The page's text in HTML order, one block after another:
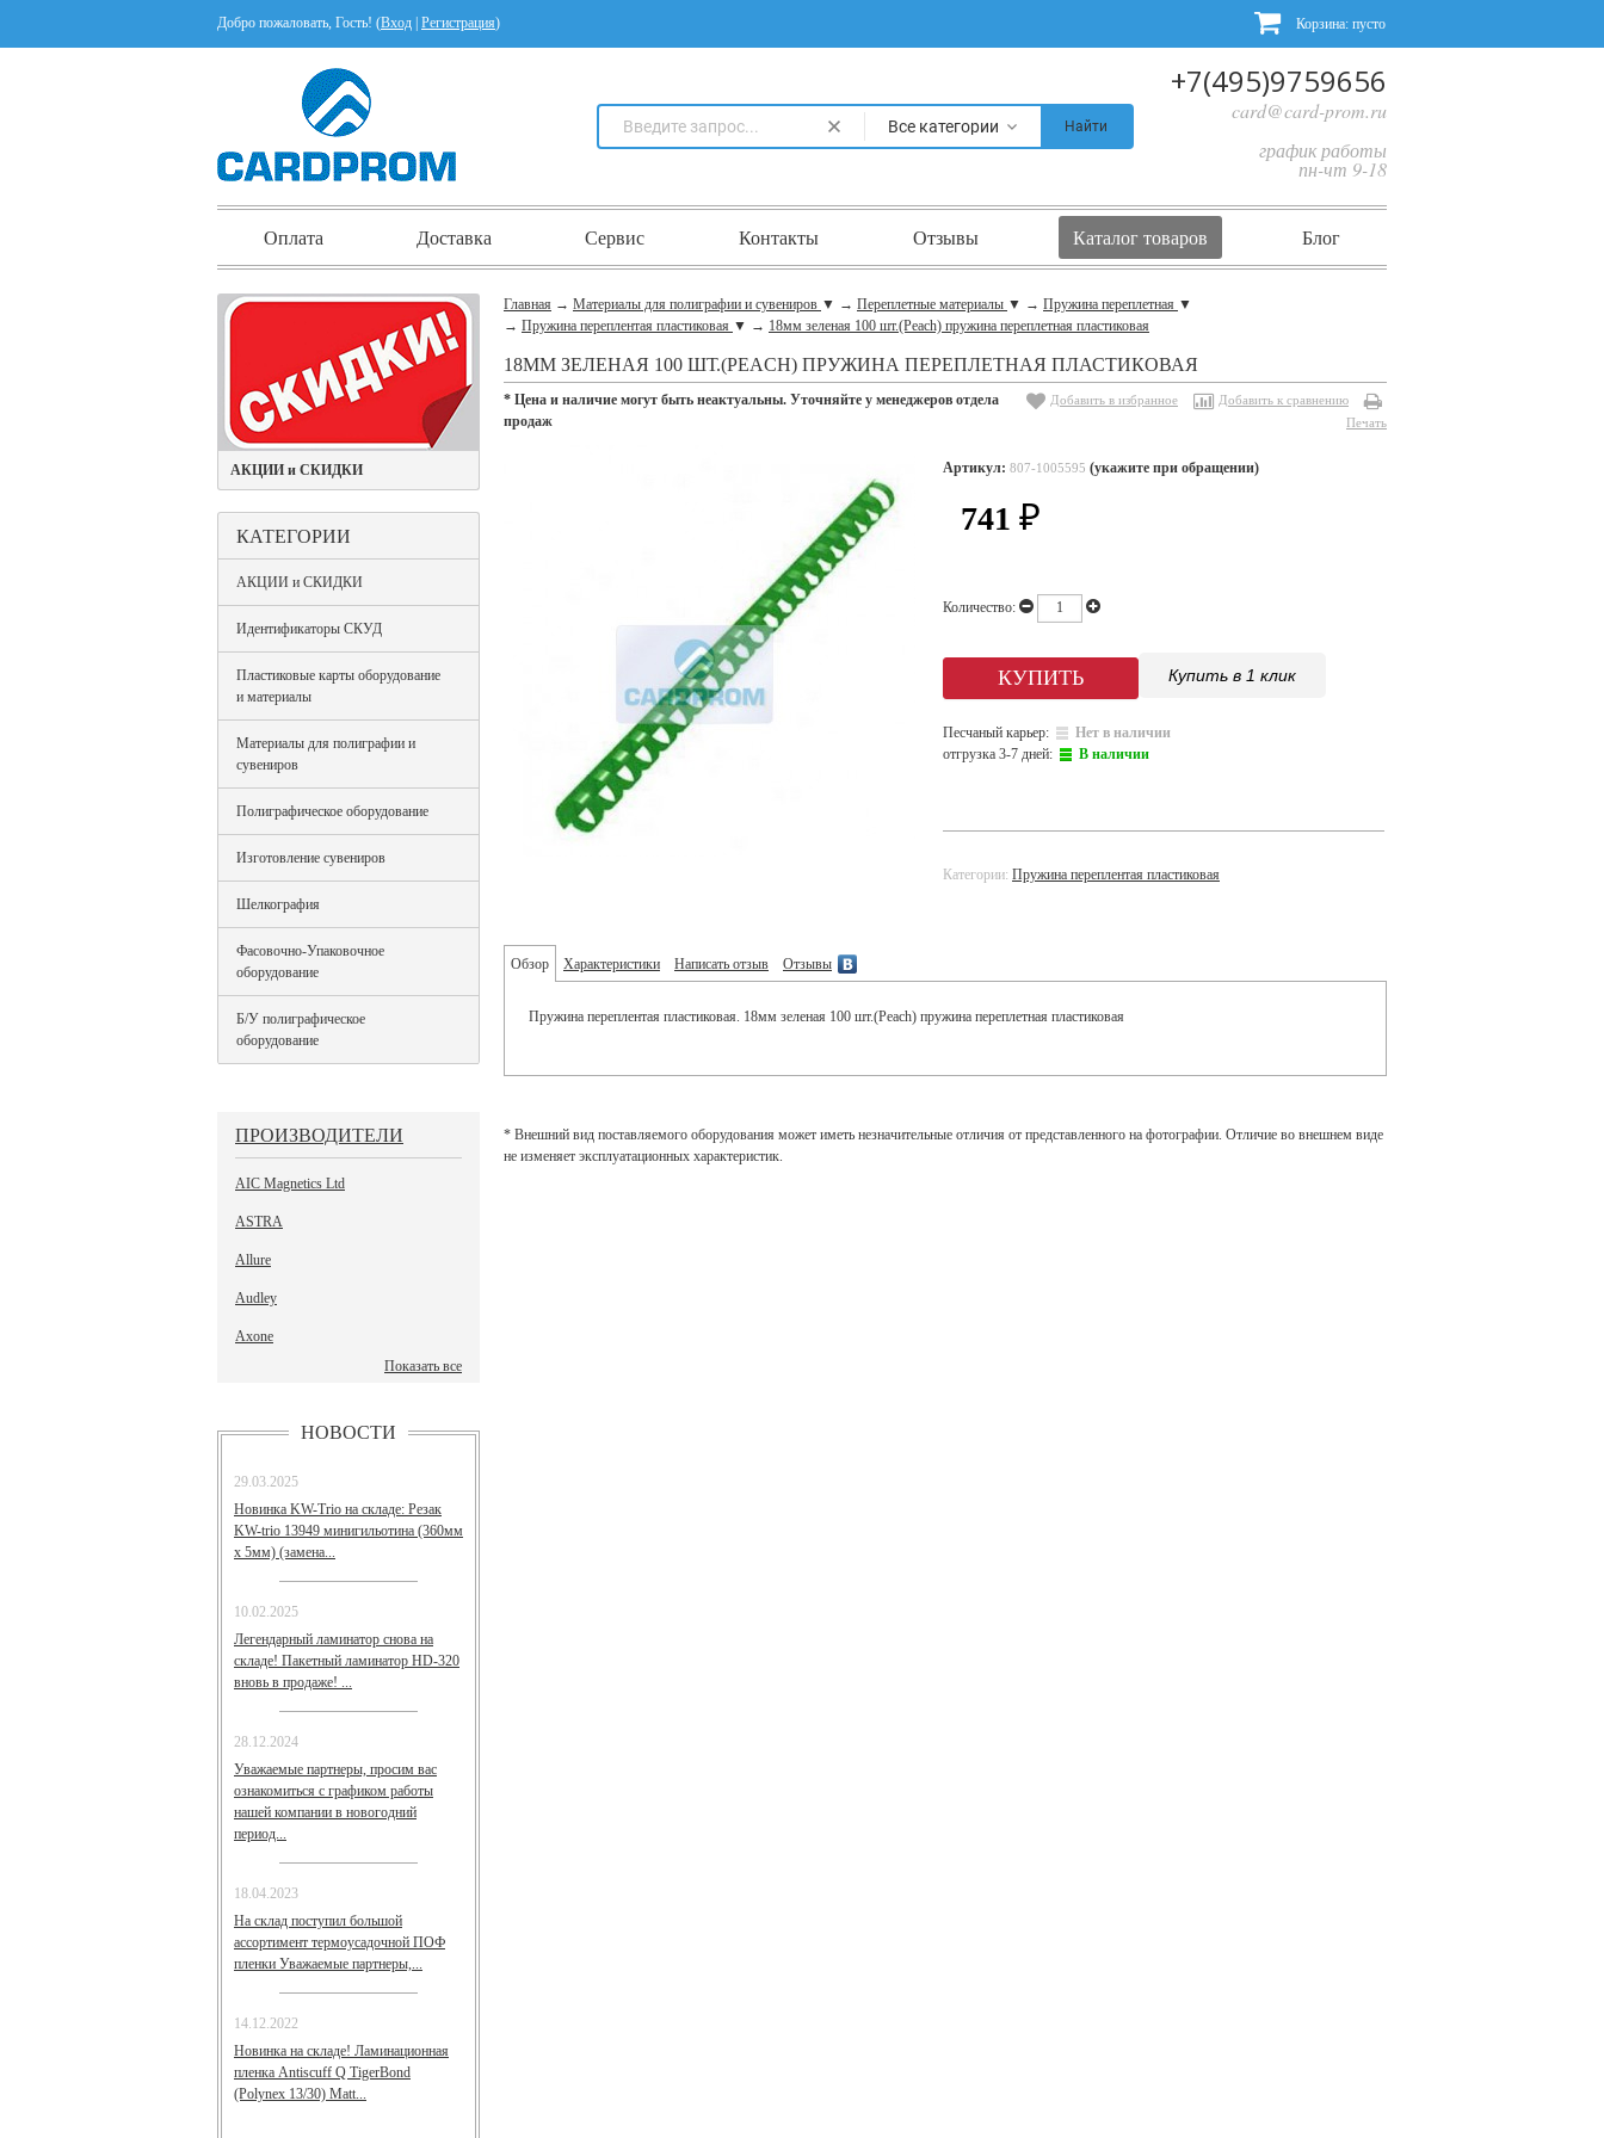
Добро пожаловать, Гость! (Вход Регистрация) Корзина: пусто
Все категории Найти
+7(495)9759656
card@card-prom.ru
график работы
пн-чт 9-18
Оплата Доставка Сервис Контакты Отзывы Каталог товаров Блог
АКЦИИ и СКИДКИ
КАТЕГОРИИ
АКЦИИ и СКИДКИ
Идентификаторы СКУД
Пластиковые карты оборудование
и материалы
Материалы для полиграфии и
сувениров
Полиграфическое оборудование
Изготовление сувениров
Шелкография
Фасовочно-Упаковочное
оборудование
Б/У полиграфическое
оборудование
ПРОИЗВОДИТЕЛИ
AIC Magnetics Ltd
ASTRA
Allure
Audley
Axone
Показать все
НОВОСТИ
29.03.2025
Новинка KW-Trio на складе: Резак
KW-trio 13949 минигильотина (360мм
х 5мм) (замена...
10.02.2025
Легендарный ламинатор снова на
складе! Пакетный ламинатор HD-320
вновь в продаже! ...
28.12.2024
Уважаемые партнеры, просим вас
ознакомиться с графиком работы
нашей компании в новогодний
период...
18.04.2023
На склад поступил большой
ассортимент термоусадочной ПОФ
пленки Уважаемые партнеры,...
14.12.2022
Новинка на складе! Ламинационная
пленка Antiscuff Q TigerBond
(Polynex 13/30) Matt...
Главная → Материалы для полиграфии и сувениров ▼ → Переплетные материалы ▼ → Пружина переплетная ▼
→ Пружина переплентая пластиковая ▼ → 18мм зеленая 100 шт.(Peach) пружина переплетная пластиковая
18ММ ЗЕЛЕНАЯ 100 ШТ.(PEACH) ПРУЖИНА ПЕРЕПЛЕТНАЯ ПЛАСТИКОВАЯ
* Цена и наличие могут быть неактуальны. Уточняйте у менеджеров отдела
продаж
Добавить в избранное
Добавить к сравнению
Печать
Артикул: 807-1005595 (укажите при обращении)
741 ₽
Количество:
Купить в 1 клик
Песчаный карьер:
Нет в наличии
отгрузка 3-7 дней:
В наличии
Категории: Пружина переплентая пластиковая
Обзор Характеристики Написать отзыв Отзывы
Пружина переплентая пластиковая. 18мм зеленая 100 шт.(Peach) пружина переплетная пластиковая
* Внешний вид поставляемого оборудования может иметь незначительные отличия от представленного на фотографии. Отличие во внешнем виде
не изменяет эксплуатационных характеристик.